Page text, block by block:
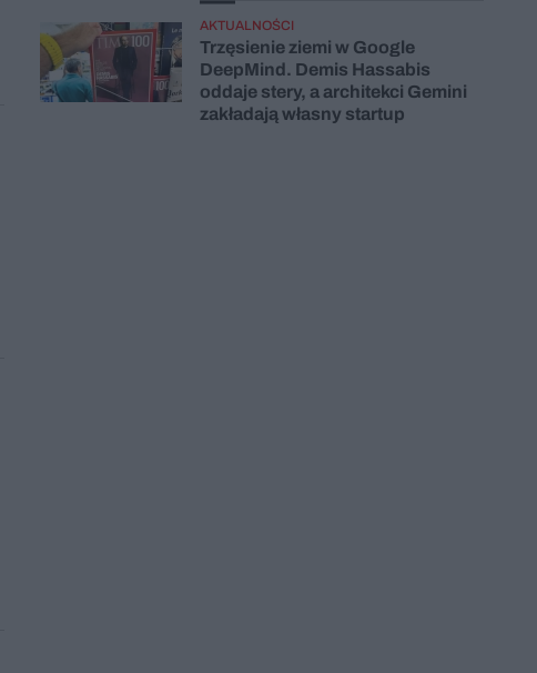
AKTUALNOŚCI
Trzęsienie ziemi w Google
DeepMind. Demis Hassabis
oddaje stery, a architekci Gemini
zakładają własny startup